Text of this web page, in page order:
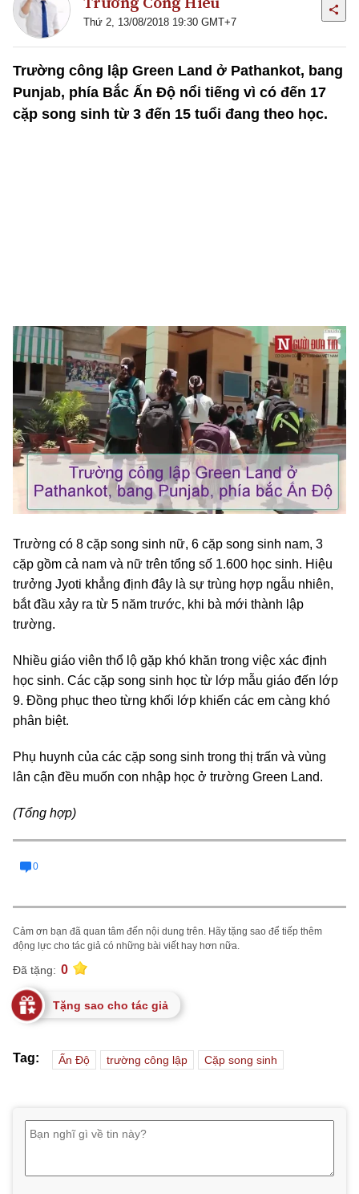
Thứ 2, 13/08/2018 19:30 GMT+7
Trường công lập Green Land ở Pathankot, bang
Punjab, phía Bắc Ấn Độ nổi tiếng vì có đến 17
cặp song sinh từ 3 đến 15 tuổi đang theo học.
Trường có 8 cặp song sinh nữ, 6 cặp song sinh nam, 3
cặp gồm cả nam và nữ trên tổng số 1.600 học sinh. Hiệu
trưởng Jyoti khẳng định đây là sự trùng hợp ngẫu nhiên,
bắt đầu xảy ra từ 5 năm trước, khi bà mới thành lập
trường.
Nhiều giáo viên thổ lộ gặp khó khăn trong việc xác định
học sinh. Các cặp song sinh học từ lớp mẫu giáo đến lớp
9. Đồng phục theo từng khối lớp khiến các em càng khó
phân biệt.
Phụ huynh của các cặp song sinh trong thị trấn và vùng
lân cận đều muốn con nhập học ở trường Green Land.
(Tổng hợp)
0
Cảm ơn bạn đã quan tâm đến nội dung trên. Hãy tặng sao để tiếp thêm
động lực cho tác giả có những bài viết hay hơn nữa.
Đã tặng: 0
Tặng sao cho tác giả
Tag: Ấn Độ trường công lập Cặp song sinh